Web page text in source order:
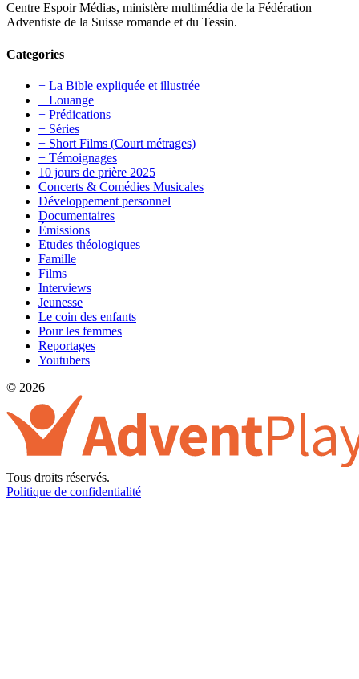
Centre Espoir Médias, ministère multimédia de la Fédération
Adventiste de la Suisse romande et du Tessin.
Categories
+ La Bible expliquée et illustrée
+ Louange
+ Prédications
+ Séries
+ Short Films (Court métrages)
+ Témoignages
10 jours de prière 2025
Concerts & Comédies Musicales
Développement personnel
Documentaires
Émissions
Etudes théologiques
Famille
Films
Interviews
Jeunesse
Le coin des enfants
Pour les femmes
Reportages
Youtubers
© 2026
Tous droits réservés.
Politique de confidentialité